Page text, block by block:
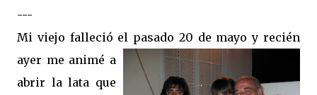
---
Mi viejo falleció el pasado 20 de mayo y recién
ayer me animé a
abrir la lata que